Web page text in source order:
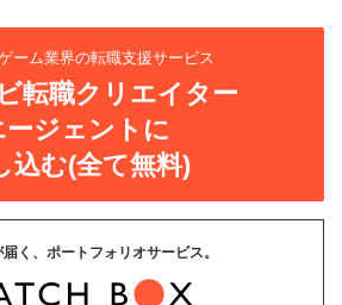
ーム業界の転職支援サービス
転職クリエイター
ージェントに
込む(全て無料)
く、ポートフォリオサービス。